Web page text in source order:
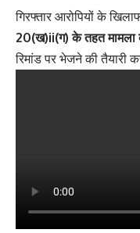
गिरफ्तार आरोपियों के
20(ख)ii(ग) के तहत मामला
रिमांड पर भेजने की तैयारी